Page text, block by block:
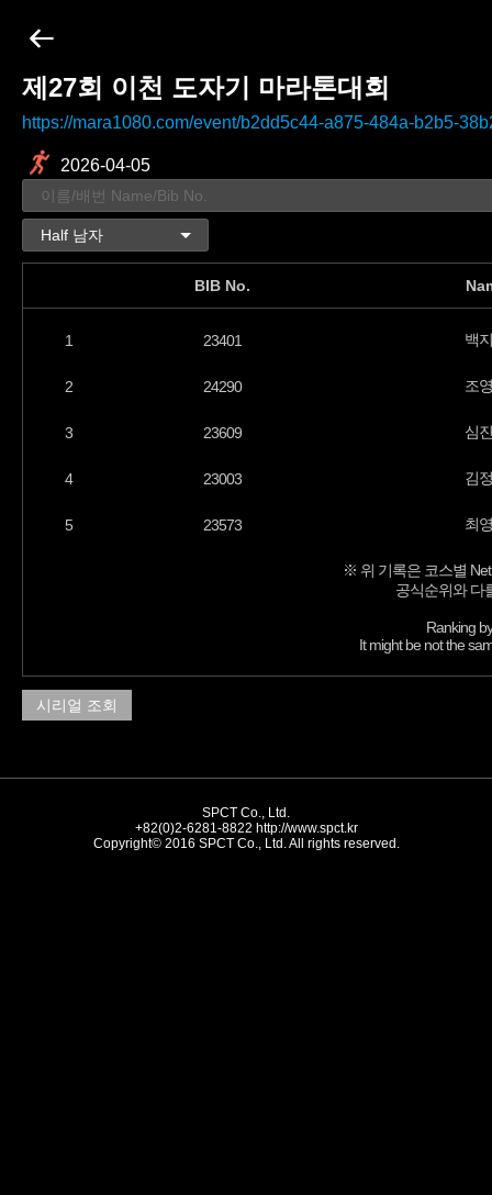
제27회 이천 도자기 마라톤대회
https://mara1080.com/event/b2dd5c44-a875-484a-b2b5-
2026-04-05
BIB No.
1 23401 백
2 24290 조
3 23609 심
4 23003 김
5 23573 최
※ 위 기록은 코스별
공식순위와 다
Ranking
It might be not the
시리얼 조회
SPCT Co., Ltd.
+82(0)2-6281-8822 http://www.spct.kr
Copyright© 2016 SPCT Co., Ltd. All rights reserved.